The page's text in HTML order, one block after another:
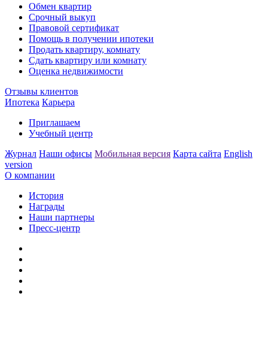
Обмен квартир
Срочный выкуп
Правовой сертификат
Помощь в получении ипотеки
Продать квартиру, комнату
Сдать квартиру или комнату
Оценка недвижимости
Отзывы клиентов
Ипотека Карьера
Приглашаем
Учебный центр
Журнал Наши офисы Мобильная версия Карта сайта English
version
О компании
История
Награды
Наши партнеры
Пресс-центр